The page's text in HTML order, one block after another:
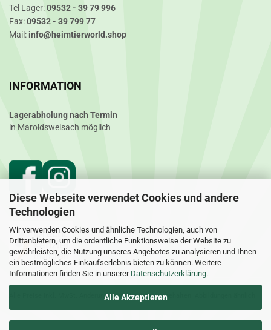
Diese Webseite verwendet Cookies und andere
Technologien
Wir verwenden Cookies und ähnliche Technologien, auch von
Drittanbietern, um die ordentliche Funktionsweise der Website zu
gewährleisten, die Nutzung unseres Angebotes zu analysieren und Ihnen
ein bestmögliches Einkaufserlebnis bieten zu können. Weitere
Informationen finden Sie in unserer Datenschutzerklärung.
Alle Akzeptieren
Tel Lager:09532 - 39 79 996
Fax:09532 - 39 799 77
Mail: info@heimtierworld.shop
INFORMATION
Lagerabholung nach Termin
in Maroldsweisach möglich
Alle Preise inkl. MwSt. Änderungen und Irrtümer vorbehalten. Abbildungen ähnlich.